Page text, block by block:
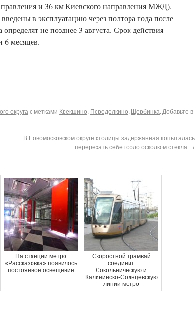
и 36 км Киевского направления МЖД).
в эксплуатацию через полтора года после
не позднее 3 августа. Срок действия
6 месяцев.
округа с метками Крекшино, Переделкино, Щербинка. Добавьте в
В Новомосковском округе столицы задержанная попыталась
перерезать себе горло осколком стекла →
На станции метро
«Рассказовка» появилось
постоянное освещение
Скоростной трамвай
соединит
Сокольническую и
Калининско-Солнцевскую
линии метро